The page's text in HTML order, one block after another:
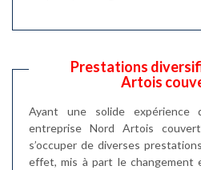
Prestations
Artois
Ayant une solide expérience
entreprise Nord Artois
s’occuper de diverses
effet, mis à part le